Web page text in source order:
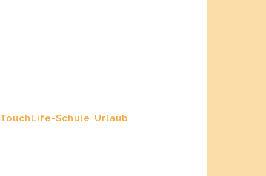
TouchLife-Schule, Urlaub